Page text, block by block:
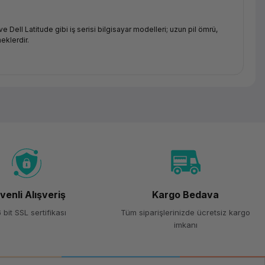
Dell Latitude gibi iş serisi bilgisayar modelleri; uzun pil ömrü,
senaryoları için optimize edilmiştir.
güvenlik özellikleri ve yönetim araçlarıyla iş ortamları için
Alışveriş
bit SSL sertifikası
Kargo Bedava
Tüm siparişlerinizde ücretsiz kargo
imkanı